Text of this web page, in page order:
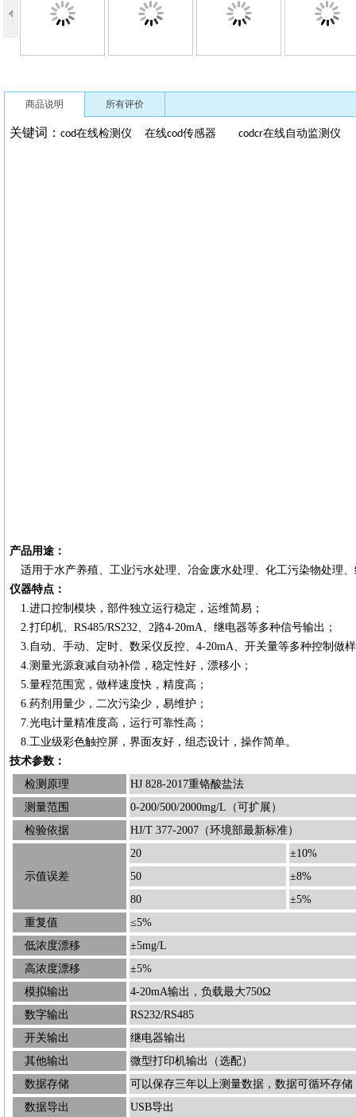
商品说明 所有评价
关键词： cod在线检测仪 在线cod传感器 codcr在线自动监测仪
产品用途：
适用于水产养殖、工业污水处理、冶金废水处理、化工污染物处理
仪器特点：
1.进口控制模块，部件独立运行稳定，运维简易；
2.打印机、RS485/RS232、2路4-20mA、继电器等多种信号输出；
3.自动、手动、定时、数采仪反控、4-20mA、开关量等多种控制做
4.测量光源衰减自动补偿，稳定性好，漂移小；
5.量程范围宽，做样速度快，精度高；
6.药剂用量少，二次污染少，易维护；
7.光电计量精准度高，运行可靠性高；
8.工业级彩色触控屏，界面友好，组态设计，操作简单。
技术参数：
检测原理
HJ 828-2017重铬酸盐法
测量范围
0-200/500/2000mg/L（可扩展）
检验依据
HJ/T 377-2007（环境部最新标准）
示值误差
20
±10%
50
±8%
80
±5%
重复值
≤5%
低浓度漂移
±5mg/L
高浓度漂移
±5%
模拟输出
4-20mA输出，负载最大750Ω
数字输出
RS232/RS485
开关输出
继电器输出
其他输出
微型打印机输出（选配）
数据存储
可以保存三年以上测量数据，数据可循环存储
数据导出
USB导出